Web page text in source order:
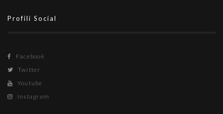
Profili Social
Facebook
Twitter
Youtube
Instagram